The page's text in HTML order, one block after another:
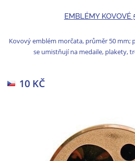
EMBLÉMY KOVOVÉ
Kovový emblém morčata, průměr 50 mm;
se umistňují na medaile, plakety,
10 KČ